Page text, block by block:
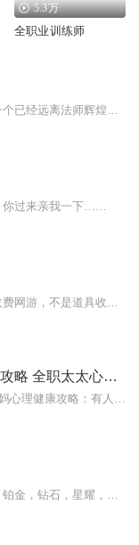
5.3万
全职业训练师
你过来亲我一下……
全职妈妈全职太太心理健康攻略 全职太太心理学